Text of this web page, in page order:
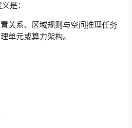
是：
关系、区域规则与空间推理任务
单元或算力架构。